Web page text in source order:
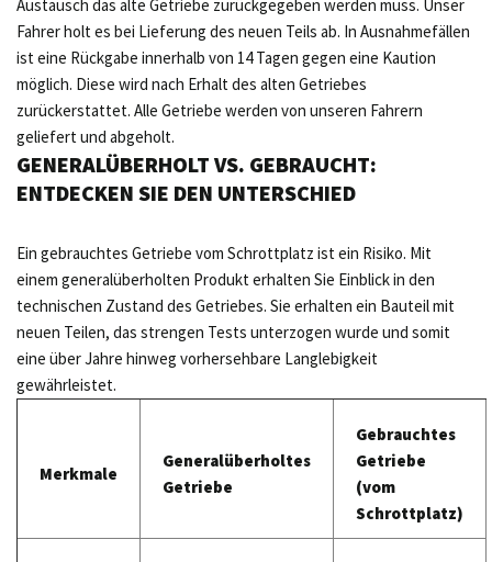
Austausch das alte Getriebe zurückgegeben werden muss. Unser
Fahrer holt es bei Lieferung des neuen Teils ab. In Ausnahmefällen
ist eine Rückgabe innerhalb von 14 Tagen gegen eine Kaution
möglich. Diese wird nach Erhalt des alten Getriebes
zurückerstattet. Alle Getriebe werden von unseren Fahrern
geliefert und abgeholt.
GENERALÜBERHOLT VS. GEBRAUCHT:
ENTDECKEN SIE DEN UNTERSCHIED
Ein gebrauchtes Getriebe vom Schrottplatz ist ein Risiko. Mit
einem generalüberholten Produkt erhalten Sie Einblick in den
technischen Zustand des Getriebes. Sie erhalten ein Bauteil mit
neuen Teilen, das strengen Tests unterzogen wurde und somit
eine über Jahre hinweg vorhersehbare Langlebigkeit
gewährleistet.
Merkmale
Generalüberholtes
Getriebe
Gebrauchtes
Getriebe
(vom
Schrottplatz)